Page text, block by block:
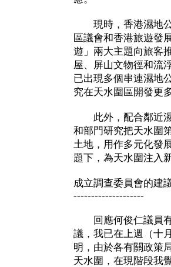
現時，香港濕地公
區議會和香港旅遊發
遊」兩大主題向旅客
屋、屏山文物徑和流
已出現多個串連濕地
究在天水圍區開發更
此外，配合鄰近濕
和部門研究把天水圍
土地，用作多元化發
題下，為天水圍注入
成立調查委員會的建
--------------------
回應何俊仁議員有
議，我已在上週（十
明，由於各有關政策
天水圍，在現階段我